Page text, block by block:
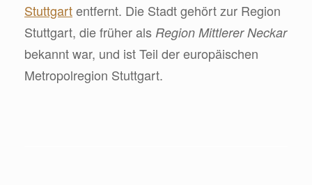
Stuttgartentfernt. Die Stadt gehört zur Region
Stuttgart, die früher als Region Mittlerer Neckar
bekannt war, und ist Teil der europäischen
Metropolregion Stuttgart.